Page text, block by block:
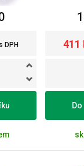
s DPH 411